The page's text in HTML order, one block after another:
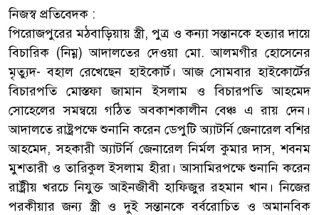
নিজস্ব প্রতিবেদক :
পিরোজপুরের মঠবাড়িয়ায় স্ত্রী, পুত্র ও কন্যা সন্তানকে হত্যার দায়ে
বিচারিক (নিম্ন) আদালতের দেওয়া মো. আলমগীর হোসেনের
মৃত্যুদ- বহাল রেখেছেন হাইকোর্ট। আজ সোমবার হাইকোর্টের
বিচারপতি মোস্তফা জামান ইসলাম ও বিচারপতি আহমেদ
সোহেলের সমন্বয়ে গঠিত অবকাশকালীন বেঞ্চ এ রায় দেন।
আদালতে রাষ্ট্রপক্ষে শুনানি করেন ডেপুটি অ্যাটর্নি জেনারেল বশির
আহমেদ, সহকারী অ্যাটর্নি জেনারেল নির্মল কুমার দাস, শবনম
মুশতারী ও তারিকুল ইসলাম হীরা। আসামিরপক্ষে শুনানি করেন
রাষ্ট্রীয় খরচে নিযুক্ত আইনজীবী হাফিজুর রহমান খান। নিজের
পরকীয়ার জন্য স্ত্রী ও দুই সন্তানকে বর্বরোচিত ও অমানবিক